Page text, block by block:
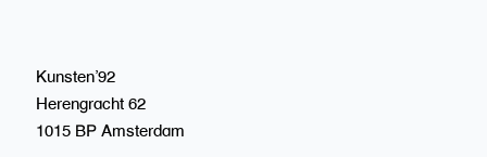
Kunsten’92
Herengracht 62
1015 BP Amsterdam